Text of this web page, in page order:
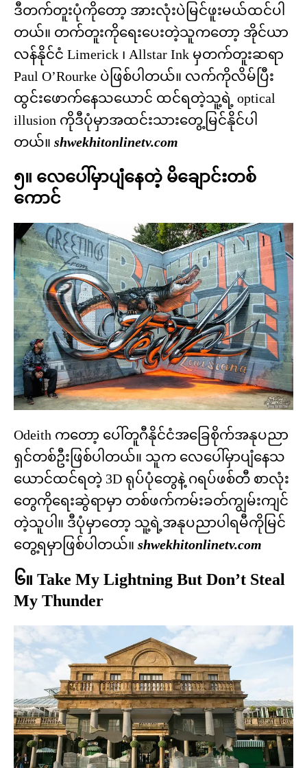
ဒီတက်တူးပုံကိုတော့ အားလုံးပဲမြင်ဖူးမယ်ထင်ပါ
တယ်။ တက်တူးကိုရေးပေးတဲ့သူကတော့ အိုင်ယာ
လန်နိုင်ငံ Limerick ၊ Allstar Ink မှတက်တူးဆရာ
Paul O’Rourke ပဲဖြစ်ပါတယ်။ လက်ကိုလိမ်ပြီး
ထွင်းဖောက်နေသယောင် ထင်ရတဲ့သူ့ရဲ့ optical
illusion ကိုဒီပုံမှာအထင်းသားတွေ့မြင်နိုင်ပါ
တယ်။ shwekhitonlinetv.com
၅။ လေပေါ်မှာပျံနေတဲ့ မိချောင်းတစ်
ကောင်
Odeith ကတော့ ပေါ်တူဂီနိုင်ငံအခြေစိုက်အနုပညာ
ရှင်တစ်ဦးဖြစ်ပါတယ်။ သူက လေပေါ်မှာပျံနေသ
ယောင်ထင်ရတဲ့ 3D ရုပ်ပုံတွေနဲ့ ဂရပ်ဖစ်တီ စာလုံး
တွေကိုရေးဆွဲရာမှာ တစ်ဖက်ကမ်းခတ်ကျွမ်းကျင်
တဲ့သူပါ။ ဒီပုံမှာတော့ သူ့ရဲ့အနုပညာပါရမီကိုမြင်
တွေ့ရမှာဖြစ်ပါတယ်။ shwekhitonlinetv.com
၆။ Take My Lightning But Don’t Steal
My Thunder